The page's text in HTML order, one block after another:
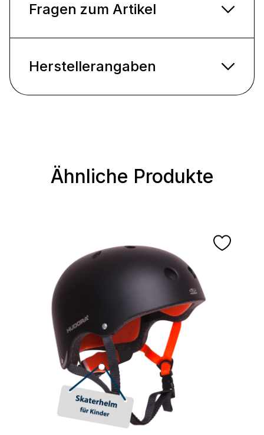
Fragen zum Artikel
Herstellerangaben
Produktgalerie überspringen
Ähnliche Produkte